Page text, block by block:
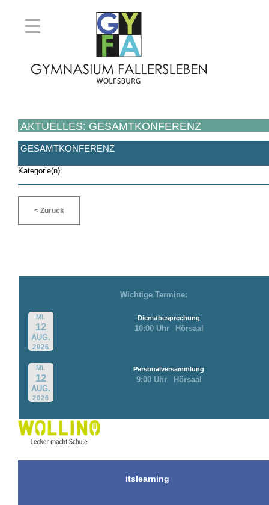
AKTUELLES: GESAMTKONFERENZ
GESAMTKONFERENZ
Kategorie(n):
< Zurück
Wichtige Termine:
MI.
12
AUG.
2026
Dienstbesprechung
10:00 Uhr Hörsaal
MI.
12
AUG.
2026
Personalversammlung
9:00 Uhr Hörsaal
itslearning